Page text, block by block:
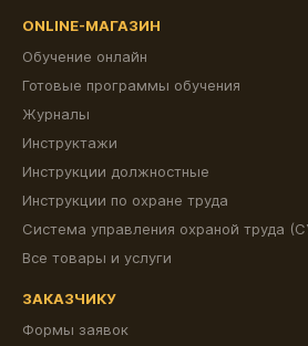
ONLINE-МАГАЗИН
Обучение онлайн
Готовые программы обучения
Журналы
Инструктажи
Инструкции должностные
Инструкции по охране труда
Система управления охраной труда
Все товары и услуги
ЗАКАЗЧИКУ
Формы заявок